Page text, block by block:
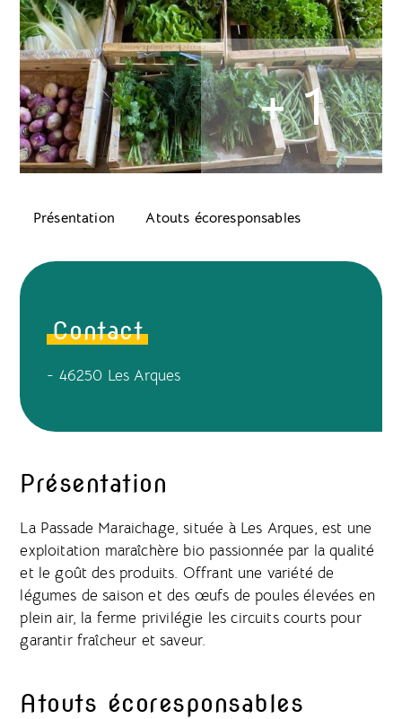
+ 1
Présentation Atouts écoresponsables
Présentation
La Passade Maraichage, située à Les Arques, est une
exploitation maraîchère bio passionnée par la qualité
et le goût des produits. Offrant une variété de
légumes de saison et des œufs de poules élevées en
plein air, la ferme privilégie les circuits courts pour
garantir fraîcheur et saveur.
Atouts écoresponsables
Contact
- 46250 Les Arques